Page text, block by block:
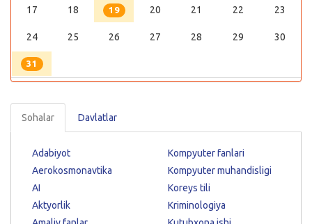
17 18 19 20 21 22 23
24 25 26 27 28 29 30
31
Sohalar Davlatlar
Adabiyot
Aerokosmonavtika
AI
Aktyorlik
Kompyuter fanlari
Kompyuter muhandisligi
Koreys tili
Kriminologiya